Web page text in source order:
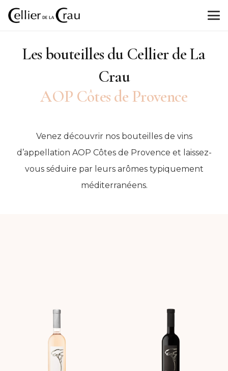
Les bouteilles du Cellier de La
Crau
AOP Côtes de Provence
Venez découvrir nos bouteilles de vins
d’appellation AOP Côtes de Provence et laissez-
vous séduire par leurs arômes typiquement
méditerranéens.